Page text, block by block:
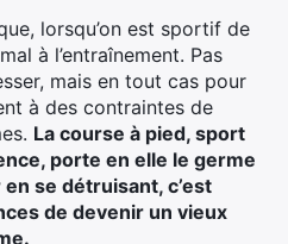
lorsqu’on est sportif de
à l’entraînement. Pas
mais en tout cas pour
à des contraintes de
La course à pied, sport
porte en elle le germe
se détruisant, c’est
de devenir un vieux